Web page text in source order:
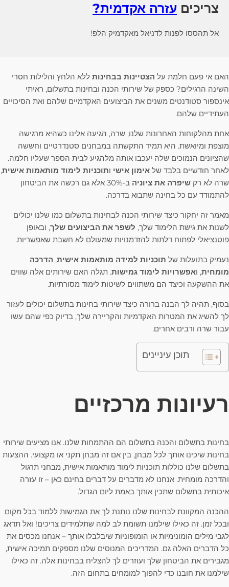
צריכים עזרה אקדמית?
אל תהססו לפנות לדניאל מאקדמיק הלפ!
האם אי פעם חלמת על הצטיינות בבחינות ללא הלחץ והלילות חסרי
השינה הרגילים? כספק של שירותי הכנה ובחינות בתשלום, ראיתי
אינספור סטודנטים משנים את הביצועים האקדמיים שלהם ואת הסיכויים
העתידיים שלהם.
אחת מהלקוחות האחרונות שלנו, שרה, הגיעה אלינו כשהיא מרגישה
מוצפת ומיואשת. היא תמיד התקשתה במבחנים סטנדרטיים וחששה
שהציונים הנמוכים שלה יעכבו אותה מלהגיע לבית הספר שעליו חלמה.
לאחר חודשיים בלבד של אימון אישי ותוכניות לימוד מותאמות אישית,
שרה לא רק שיפרה את ציוניה
ב-30% אלא גם רכשה את הביטחון
להתמודד עם כל בחינה שתבוא בדרכה.
מאמר זה יחקור כיצד שירותי הכנה לבחינות בתשלום כמו שלנו יכולים
לשנות את גישת הלימוד שלך, לשפר את הביצועים שלך, ובאופן
פוטנציאלי לפתוח דלתות להזדמנויות שמעולם לא חשבת שאפשריות.
נעמיק בתועלות של תוכניות למידה מותאמות אישית, הדרכה
מומחית, ואפשרויות לימוד גמישות. תגלה האם שירותים אלה שווים
את ההשקעה וכיצד הם משתווים לשיטות לימוד מסורתיות.
בסוף, תהיה לך הבנה ברורה כיצד שירותי בחינות בתשלום יכולים לעזור
לך להשיג את המטרות האקדמיות והקריירה שלך, בדיוק כפי שהם עשו
עבור שרה ורבים אחרים.
תוכן עיניינים
רעיונות מרכזיים
בחינות בתשלום והכנה בתשלום הם ההתמחות שלנו. אנו מציעים שירותי
בחינות שיכינו אותך לכל מבחן, בין אם זה מבחן תקני או מקצועי. ההצעות
בתשלום שלנו כוללות תוכניות לימוד מותאמות אישית, מבחני תרגול
והדרכה מומחית. אנחנו לא מדברים על דברים בחינם כאן – זו עזרה
איכותית בתשלום שתכין אותך באמת ליום הגדול.
ההכנה המקוונת לבחינות שלנו נותנת לך את הגמישות ללמוד בכל מקום
ובכל זמן. זה כאילו שילמנו תשומת לב למה שתלמידים צריכים! ואל תדאג
לגבי מילים הומונימיות או הומופוניות שיבלבלו אותך – אנחנו מכסים את
כל הדברים האלה גם. המדריכים המנוסים שלנו מספקים תמיכה אישית,
מגבירים את הביטחון שלך ועוזרים לך להצליח בבחינות אלה. זה כאילו
שילמנו את חובנו כדי להפוך למומחים בתחום הזה.